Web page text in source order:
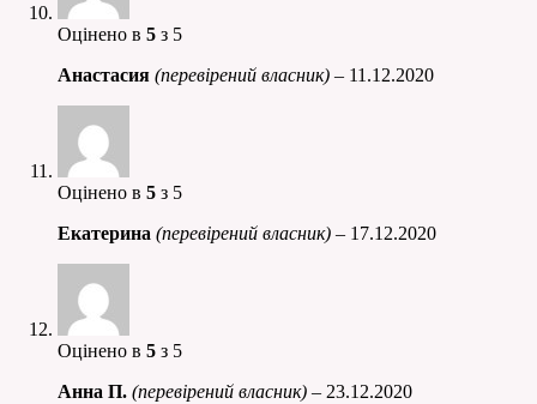
Оцінено в 5 з 5
Анастасия (перевірений власник) – 11.12.2020
Оцінено в 5 з 5
Екатерина (перевірений власник) – 17.12.2020
Оцінено в 5 з 5
Анна П. (перевірений власник) – 23.12.2020